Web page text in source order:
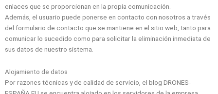
enlaces que se proporcionan en la propia comunicación.
Además, el usuario puede ponerse en contacto con nosotros a través
del formulario de contacto que se mantiene en el sitio web, tanto para
comunicar lo sucedido como para solicitar la eliminación inmediata de
sus datos de nuestro sistema.
Alojamiento de datos
Por razones técnicas y de calidad de servicio, el blog DRONES-